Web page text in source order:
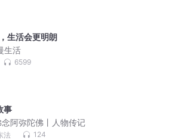
生活会更明朗
生活
6599
事
阿弥陀佛丨人物传记
法 124